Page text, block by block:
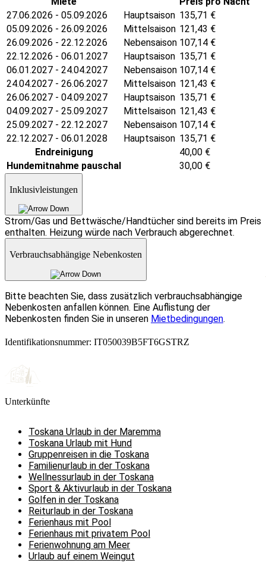
27.06.2026 - 05.09.2026
Hauptsaison 135,71 €
05.09.2026 - 26.09.2026
Mittelsaison 121,43 €
26.09.2026 - 22.12.2026
Nebensaison 107,14 €
22.12.2026 - 06.01.2027
Hauptsaison 135,71 €
06.01.2027 - 24.04.2027
Nebensaison 107,14 €
24.04.2027 - 26.06.2027
Mittelsaison 121,43 €
26.06.2027 - 04.09.2027
Hauptsaison 135,71 €
04.09.2027 - 25.09.2027
Mittelsaison 121,43 €
25.09.2027 - 22.12.2027
Nebensaison 107,14 €
22.12.2027 - 06.01.2028
Hauptsaison 135,71 €
Endreinigung
40,00 €
Hundemitnahme pauschal
30,00 €
Inklusivleistungen
Strom/Gas und Bettwäsche/Handtücher sind bereits im Preis
enthalten. Heizung würde nach Verbrauch abgerechnet.
Verbrauchsabhängige Nebenkosten
Bitte beachten Sie, dass zusätzlich verbrauchsabhängige
Nebenkosten anfallen können. Eine Auflistung der
Nebenkosten finden Sie in unseren Mietbedingungen.
Identifikationsnummer: IT050039B5FT6GSTRZ
Unterkünfte
Toskana Urlaub in der Maremma
Toskana Urlaub mit Hund
Gruppenreisen in die Toskana
Familienurlaub in der Toskana
Wellnessurlaub in der Toskana
Sport & Aktivurlaub in der Toskana
Golfen in der Toskana
Reiturlaub in der Toskana
Ferienhaus mit Pool
Ferienhaus mit privatem Pool
Ferienwohnung am Meer
Urlaub auf einem Weingut